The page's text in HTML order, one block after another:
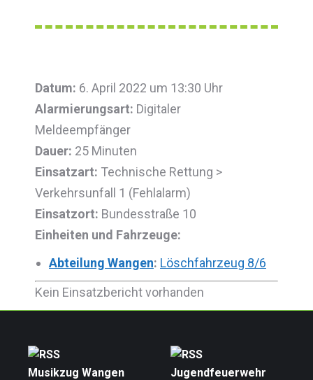
Datum: 6. April 2022 um 13:30 Uhr
Alarmierungsart: Digitaler
Meldeempfänger
Dauer: 25 Minuten
Einsatzart: Technische Rettung >
Verkehrsunfall 1 (Fehlalarm)
Einsatzort: Bundesstraße 10
Einheiten und Fahrzeuge:
Abteilung Wangen: Löschfahrzeug 8/6
Kein Einsatzbericht vorhanden
Musikzug Wangen
Jugendfeuerwehr